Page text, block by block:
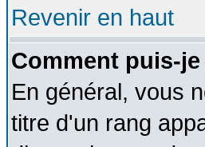
Revenir en haut
Comment puis-
En général, vous
titre d'un rang